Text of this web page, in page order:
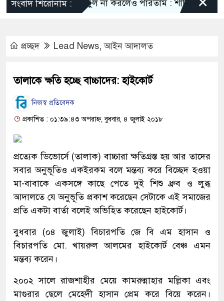
সংবাদ শিরোনাম :
এমন ভুল না করলেও পারতাম : শাকিব খান সবার
প্রচ্ছদ Lead News,আইন আদালত
তালাকে ক্ষতি হচ্ছে বাচ্চাদের: হাইকোর্ট
নিজস্ব প্রতিবেদক
প্রকাশিত : ০১:৩৯:৪৩ অপরাহ্ন, বুধবার, ৪ জুলাই ২০১৮
প্রত্যেক ডিভোর্সে (তালাক) বাচ্চারা ক্ষতিগ্রস্ত হয় আর তাদের
সবার অনুভূতিও একইরকম বলে মন্তব্য করে বিচ্ছেদ হওয়া
মা-বাবাকে একসঙ্গে কাছে পেতে দুই শিশু ধ্রুব ও লুব্ধ
আদালতে যে অনুভূতি প্রকাশ করেছেন সেটাকে এই সমাজের
প্রতি একটা বার্তা বলেই অভিহিত করেছেন হাইকোর্ট।
বুধবার (০৪ জুলাই) বিচারপতি জে বি এম হাসান ও
বিচারপতি মো. খায়রুল আলমের হাইকোর্ট বেঞ্চ এমন
মন্তব্য করেন।
২০০২ সালে রাজশাহীর মেয়ে কামরুন্নাহার মল্লিকা এবং
মাগুরার ছেলে মেহেদী হাসান প্রেম করে বিয়ে করেন।